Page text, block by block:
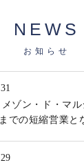
NEWS
お知らせ
メゾン・ド・マ
での短縮営業と